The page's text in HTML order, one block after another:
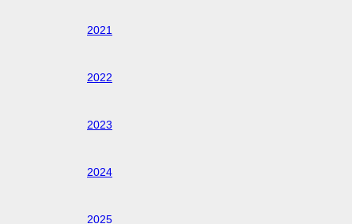
2021
2022
2023
2024
2025